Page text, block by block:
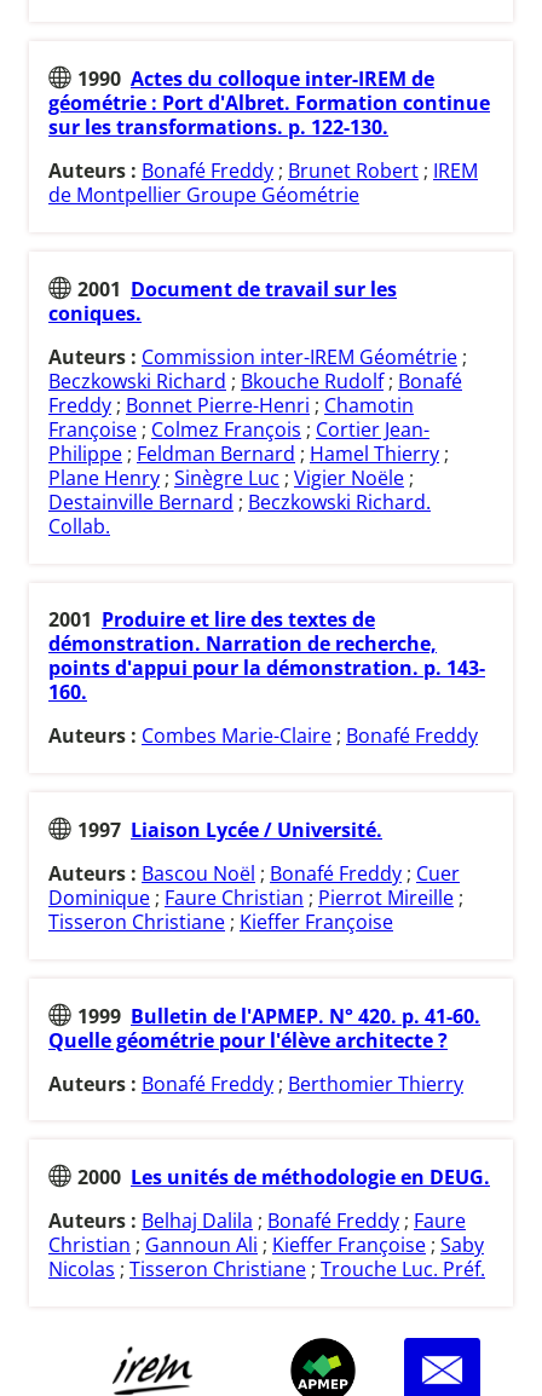
1990 Actes du colloque inter-IREM de
géométrie : Port d'Albret. Formation continue
sur les transformations. p. 122-130.
Auteurs : Bonafé Freddy ; Brunet Robert ; IREM
de Montpellier Groupe Géométrie
2001 Document de travail sur les
coniques.
Auteurs : Commission inter-IREM Géométrie ;
Beczkowski Richard ; Bkouche Rudolf; Bonafé
Freddy ; Bonnet Pierre-Henri ; Chamotin
Françoise ; Colmez François ; Cortier Jean-
Philippe ; Feldman Bernard ; Hamel Thierry ;
Plane Henry ; Sinègre Luc ; Vigier Noële ;
Destainville Bernard ; Beczkowski Richard.
Collab.
2001 Produire et lire des textes de
démonstration. Narration de recherche,
points d'appui pour la démonstration. p. 143-
160.
Auteurs : Combes Marie-Claire ; Bonafé Freddy
1997 Liaison Lycée / Université.
Auteurs : Bascou Noël ; Bonafé Freddy ; Cuer
Dominique ; Faure Christian ; Pierrot Mireille ;
Tisseron Christiane ; Kieffer Françoise
1999 Bulletin de l'APMEP. N° 420. p. 41-60.
Quelle géométrie pour l'élève architecte ?
Auteurs : Bonafé Freddy ; Berthomier Thierry
2000 Les unités de méthodologie en DEUG.
Auteurs : Belhaj Dalila ; Bonafé Freddy ; Faure
Christian ; Gannoun Ali ; Kieffer Françoise ; Saby
Nicolas ; Tisseron Christiane ; Trouche Luc. Préf.